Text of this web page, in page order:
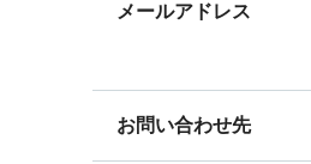
メールアドレス
お問い合わせ先